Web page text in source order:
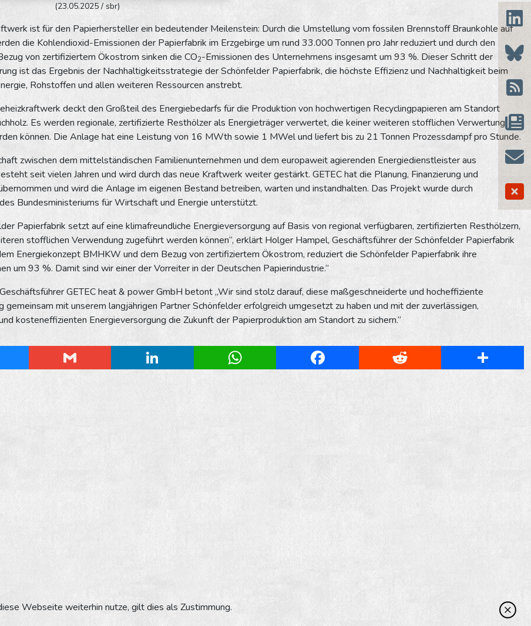
(23.05.2025 / sbr)
ist für den Papierhersteller ein bedeutender Meilenstein: Durch die Umstellung vom fossilen Brennstoff Braunkohle auf
die Kohlendioxid-Emissionen der Papierfabrik im Erzgebirge um rund 33.000 Tonnen pro Jahr reduziert und durch den
von zertifiziertem Ökostrom sinken die CO2-Emissionen des Unternehmens insgesamt um 93 %. Dieser Schritt der
ist das Ergebnis der Nachhaltigkeitsstrategie der Schönfelder Papierfabrik, die höchste Effizienz und Nachhaltigkeit beim
Rohstoffen und allen weiteren Ressourcen anstrebt.
deckt den Großteil des Energiebedarfs für die Produktion von hochwertigen Recyclingpapieren am Standort
Es werden regionale, zertifizierte Resthölzer als Energieträger verwertet, die keiner weiteren stofflichen Verwertung
können. Die Anlage hat eine Leistung von 16 MWth sowie 1 MWel und liefert bis zu 21 Tonnen Prozessdampf pro Stunde.
zwischen dem mittelständischen Familienunternehmen und dem europaweit agierenden Energiedienstleister aus
seit vielen Jahren und wird durch das neue Kraftwerk weiter gestärkt. GETEC hat die Planung, Finanzierung und
und wird die Anlage im eigenen Bestand betreiben, warten und instandhalten. Das Projekt wurde durch
Bundesministeriums für Wirtschaft und Energie unterstützt.
Papierfabrik setzt auf eine klimafreundliche Energieversorgung auf Basis von regional verfügbaren, zertifizierten Resthölzern,
stofflichen Verwendung zugeführt werden können“, erklärt Holger Hampel, Geschäftsführer der Schönfelder Papierfabrik
Energiekonzept BMHKW und dem Bezug von zertifiziertem Ökostrom, reduziert die Schönfelder Papierfabrik ihre
um 93 %. Damit sind wir einer der Vorreiter in der Deutschen Papierindustrie.“
GETEC heat & power GmbH betont „Wir sind stolz darauf, diese maßgeschneiderte und hocheffiziente
gemeinsam mit unserem langjährigen Partner Schönfelder erfolgreich umgesetzt zu haben und mit der zuverlässigen,
kosteneffizienten Energieversorgung die Zukunft der Papierproduktion am Standort zu sichern.“
Gmail LinkedIn WhatsApp Facebook Reddit Share
Webseite weiterhin nutze, gilt dies als Zustimmung.